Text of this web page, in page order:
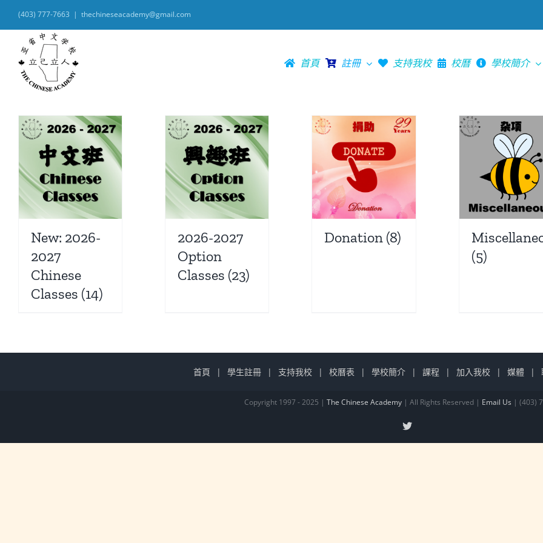
content
(403) 777-7663 | thechineseacademy@gmail.com
首頁 註冊 支持我校 校曆 學校簡介
New: 2026-
2027
Chinese
Classes (14)
2026-2027
Option
Classes (23)
Donation (8)
(5)
首頁 學生註冊 支持我校 校曆表 學校簡介 課程 加入我校 媒體
Copyright 1997 - 2025 | The Chinese Academy| All Rights Reserved | Email Us | (403)
X